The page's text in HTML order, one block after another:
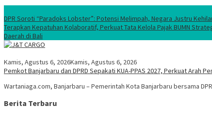
DPR Soroti “Paradoks Lobster”: Potensi Melimpah, Negara Justru
Terapkan Kepatuhan Kolaboratif, Perkuat Tata Kelola Pajak BUMN
Daerah di Bali
Kamis, Agustus 6, 2026Kamis, Agustus 6, 2026
Pemkot Banjarbaru dan DPRD Sepakati KUA-PPAS 2027, Perkuat Arah
Wartaniaga.com, Banjarbaru – Pemerintah Kota Banjarbaru bersama
Berita Terbaru